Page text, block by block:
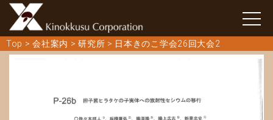
Top >会社案内 >研究所 > 日本きのこ学会26回大会2